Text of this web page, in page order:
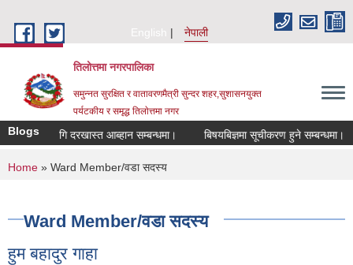
English
नेपाली
तिलोत्तमा नगरपालिका
समुन्नत सुरक्षित र वातावरणमैत्री सुन्दर शहर,सुशासनयुक्त
पर्यटकीय र समृद्ध तिलाेत्तमा नगर
Blogs
लागि दरखास्त आब्हान सम्बन्धमा। बिषयबिज्ञमा सूचीकरण हुने सम्बन्धमा।
You are here
Home » Ward Member/वडा सदस्य
Ward Member/वडा सदस्य
हुम बहादुर गाहा